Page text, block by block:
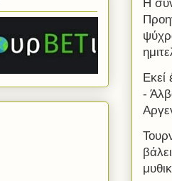
Η
-